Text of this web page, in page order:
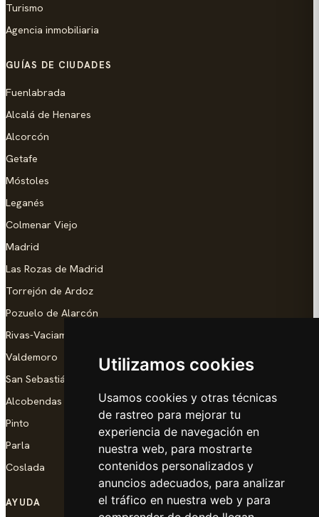
Utilizamos cookies
Usamos cookies y otras técnicas
de rastreo para mejorar tu
experiencia de navegación en
nuestra web, para mostrarte
contenidos personalizados y
anuncios adecuados, para analizar
el tráfico en nuestra web y para
Turismo
Agencia inmobiliaria
GUÍAS DE CIUDADES
Fuenlabrada
Alcalá de Henares
Alcorcón
Getafe
Móstoles
Leganés
Colmenar Viejo
Madrid
Las Rozas de Madrid
Torrejón de Ardoz
Pozuelo de Alarcón
Rivas-Vaciamadrid
Valdemoro
San Sebastián de los Reyes
Alcobendas
Pinto
Parla
Coslada
AYUDA